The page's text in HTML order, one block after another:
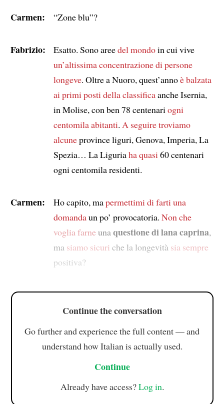
Carmen: “Zone blu”?
Fabrizio: Esatto. Sono areedel mondoin cui vive
un’altissima concentrazionedi persone
longeve. Oltre a Nuoro, quest’annoè balzata
ai primi posti della classificaanche Isernia,
in Molise, con ben 78 centenari ogni
centomilaabitanti. A seguire troviamo
alcuneprovince liguri, Genova, Imperia, La
Spezia… La Liguriaha quasi 60 centenari
ogni centomila residenti.
Carmen: Ho capito, mapermettimi di farti una
domandaun po’ provocatoria. Non che
voglia farneuna questione di lana caprina,
ma siamo sicuri che la longevità sia sempre
positiva?
Continue the conversation
Go further and experience the full content — and
understand how Italian is actually used.
Continue
Already have access?Log in.